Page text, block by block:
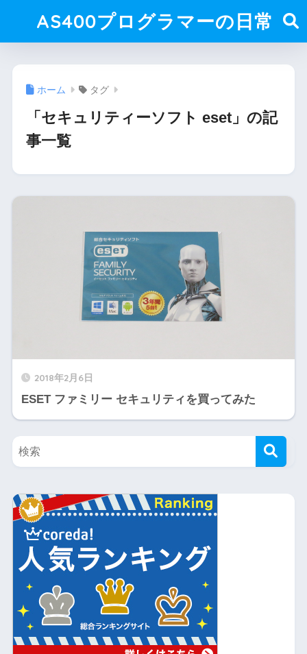
AS400プログラマーの日常
ホーム タグ
「セキュリティーソフト eset」の記
事一覧
2018年2月6日
ESET ファミリー セキュリティを買ってみた